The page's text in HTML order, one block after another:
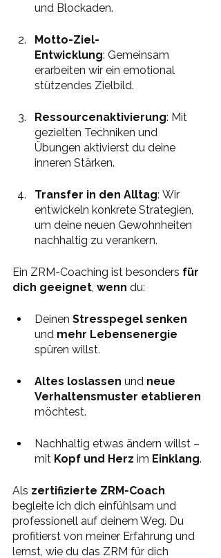
und Blockaden.
Motto-Ziel-
Entwicklung: Gemeinsam
erarbeiten wir ein emotional
stützendes Zielbild.
Ressourcenaktivierung: Mit
gezielten Techniken und
Übungen aktivierst du deine
inneren Stärken.
Transfer in den Alltag: Wir
entwickeln konkrete Strategien,
um deine neuen Gewohnheiten
nachhaltig zu verankern.
Ein ZRM-Coaching ist besonders für
dich geeignet wenn du:
Deinen Stresspegel senken
und mehr Lebensenergie
spüren willst.
Altes loslassen und neue
Verhaltensmuster etablieren
möchtest.
Nachhaltig etwas ändern willst –
mit Kopf und Herz im Einklang.
Als zertifizierte ZRM-Coach
begleite ich dich einfühlsam und
professionell auf deinem Weg. Du
profitierst von meiner Erfahrung und
lernst, wie du das ZRM für dich